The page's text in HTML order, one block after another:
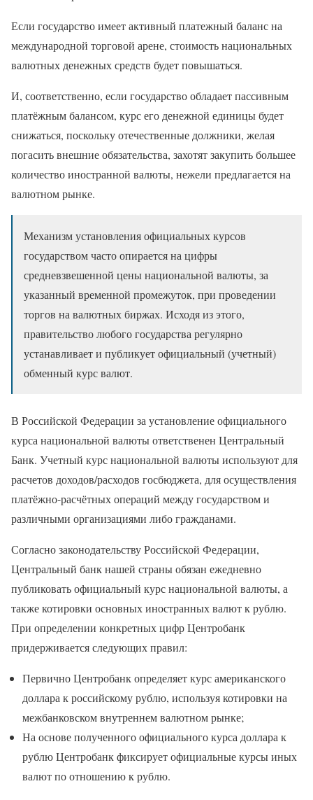
Если государство имеет активный платежный баланс на
международной торговой арене, стоимость национальных
валютных денежных средств будет повышаться.
И, соответственно, если государство обладает пассивным
платёжным балансом, курс его денежной единицы будет
снижаться, поскольку отечественные должники, желая
погасить внешние обязательства, захотят закупить большее
количество иностранной валюты, нежели предлагается на
валютном рынке.
Механизм установления официальных курсов
государством часто опирается на цифры
средневзвешенной цены национальной валюты, за
указанный временной промежуток, при проведении
торгов на валютных биржах. Исходя из этого,
правительство любого государства регулярно
устанавливает и публикует официальный (учетный)
обменный курс валют.
В Российской Федерации за установление официального
курса национальной валюты ответственен Центральный
Банк. Учетный курс национальной валюты используют для
расчетов доходов/расходов госбюджета, для осуществления
платёжно-расчётных операций между государством и
различными организациями либо гражданами.
Согласно законодательству Российской Федерации,
Центральный банк нашей страны обязан ежедневно
публиковать официальный курс национальной валюты, а
также котировки основных иностранных валют к рублю.
При определении конкретных цифр Центробанк
придерживается следующих правил:
Первично Центробанк определяет курс американского
доллара к российскому рублю, используя котировки на
межбанковском внутреннем валютном рынке;
На основе полученного официального курса доллара к
рублю Центробанк фиксирует официальные курсы иных
валют по отношению к рублю.